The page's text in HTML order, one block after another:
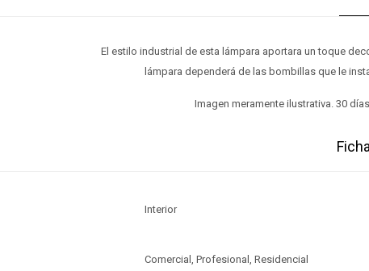
El estilo industrial de esta lámpara aportara un toque
lámpara dependerá de las bombillas que le
Imagen meramente ilustrativa. 30
Interior
Comercial, Profesional, Residencial